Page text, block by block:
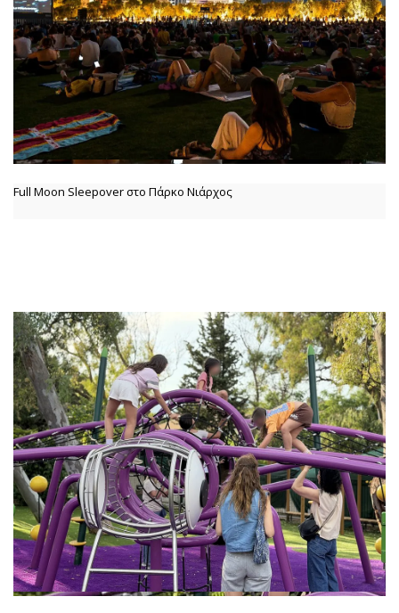
Full Moon Sleepover στο Πάρκο Νιάρχος